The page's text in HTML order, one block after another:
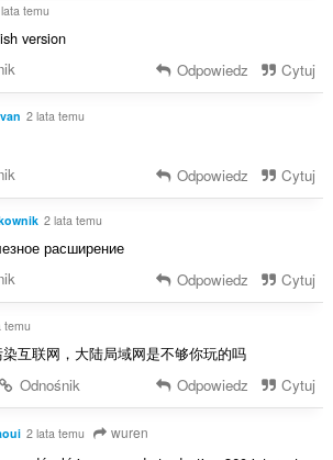
temu
version
Odpowiedz Cytuj
2 lata temu
Odpowiedz Cytuj
2 lata temu
расширение
Odpowiedz Cytuj
temu
互联网，大陆局域网是不够你玩的吗
Odnośnik Odpowiedz Cytuj
2 lata temu wuren